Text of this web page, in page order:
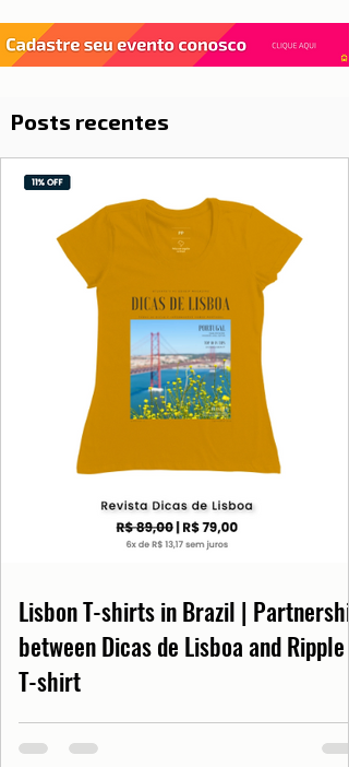
Posts recentes
Lisbon T-shirts in Brazil | Partnership
between Dicas de Lisboa and Ripple
T-shirt